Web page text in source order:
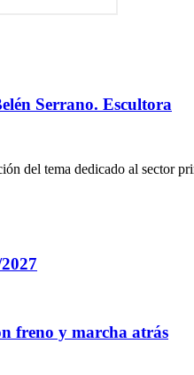
Serrano. Escultora
del tema dedicado al sector
freno y marcha atrás